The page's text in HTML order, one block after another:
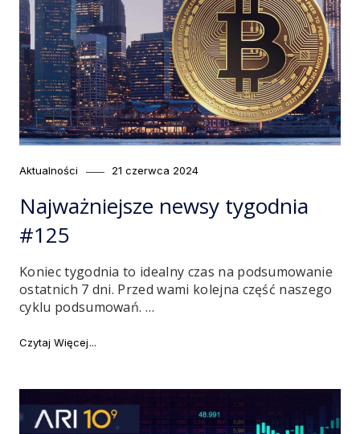
Category
Aktualności
Posted
21 czerwca 2024
Najważniejsze newsy tygodnia
#125
Koniec tygodnia to idealny czas na podsumowanie
ostatnich 7 dni. Przed wami kolejna część naszego
cyklu podsumowań. …
Czytaj Więcej